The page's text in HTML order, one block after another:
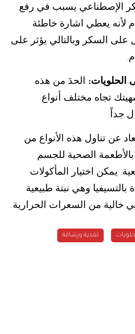
الإصطناعي يسبب في رفع
لأنه يعطي اشارة خاطئة
السكر وبالتالي يؤثر على
.
الحلويات:
الحدَ من هذه
تجاه مختلف أنواع
جداً .
عن تناول هذه الأنواع من
بالأطعمة الصحية للجسم
. يمكن اختيار المأكولات
بالتسيفيا وهي نبتة طبيعية
خالية من السعرات الحرارية.
تغذية ورشاقة